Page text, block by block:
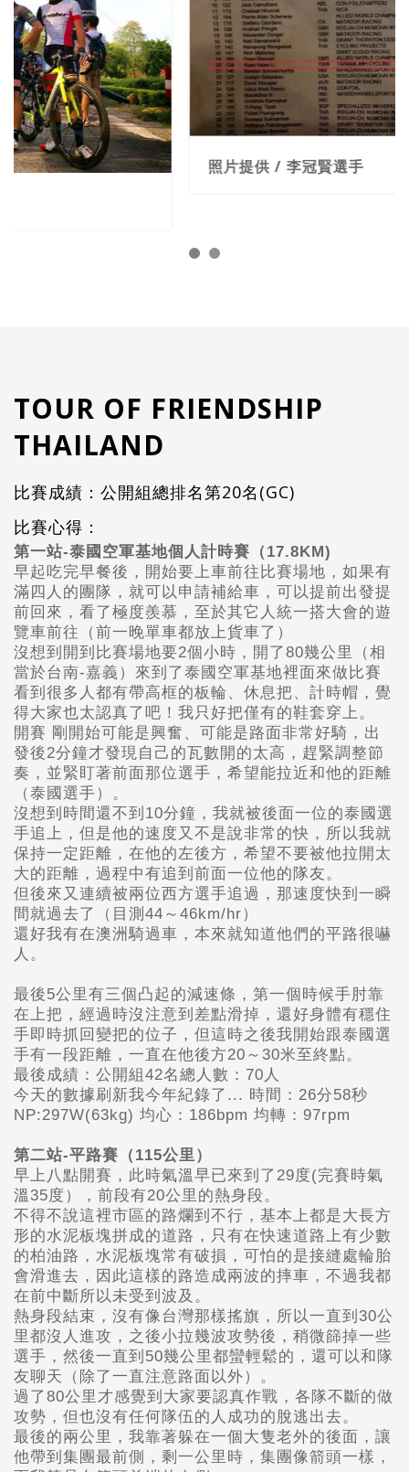
TOUR OF FRIENDSHIP
THAILAND
比賽成績：公開組總排名第20名(GC)
比賽心得：
第一站-泰國空軍基地個人計時賽（17.8KM)
早起吃完早餐後，開始要上車前往比賽場地，如果有
滿四人的團隊，就可以申請補給車，可以提前出發提
前回來，看了極度羨慕，至於其它人統一搭大會的遊
覽車前往（前一晚單車都放上貨車了）
沒想到開到比賽場地要2個小時，開了80幾公里（相
當於台南-嘉義）來到了泰國空軍基地裡面來做比賽
看到很多人都有帶高框的板輪、休息把、計時帽，覺
得大家也太認真了吧！我只好把僅有的鞋套穿上。
開賽 剛開始可能是興奮、可能是路面非常好騎，出
發後2分鐘才發現自己的瓦數開的太高，趕緊調整節
奏，並緊盯著前面那位選手，希望能拉近和他的距離
（泰國選手）。
沒想到時間還不到10分鐘，我就被後面一位的泰國選
手追上，但是他的速度又不是說非常的快，所以我就
保持一定距離，在他的左後方，希望不要被他拉開太
大的距離，過程中有追到前面一位他的隊友。
但後來又連續被兩位西方選手追過，那速度快到一瞬
間就過去了（目測44～46km/hr）
還好我有在澳洲騎過車，本來就知道他們的平路很嚇
人。
最後5公里有三個凸起的減速條，第一個時候手肘靠
在上把，經過時沒注意到差點滑掉，還好身體有穩住
手即時抓回變把的位子，但這時之後我開始跟泰國選
手有一段距離，一直在他後方20～30米至終點。
最後成績：公開組42名總人數：70人
今天的數據刷新我今年紀錄了... 時間：26分58秒
NP:297W(63kg) 均心：186bpm 均轉：97rpm
第二站-平路賽（115公里）
早上八點開賽，此時氣溫早已來到了29度(完賽時氣
溫35度），前段有20公里的熱身段。
不得不說這裡市區的路爛到不行，基本上都是大長方
形的水泥板塊拼成的道路，只有在快速道路上有少數
的柏油路，水泥板塊常有破損，可怕的是接縫處輪胎
會滑進去，因此這樣的路造成兩波的摔車，不過我都
在前中斷所以未受到波及。
熱身段結束，沒有像台灣那樣搖旗，所以一直到30公
里都沒人進攻，之後小拉幾波攻勢後，稍微篩掉一些
選手，然後一直到50幾公里都蠻輕鬆的，還可以和隊
友聊天（除了一直注意路面以外）。
過了80公里才感覺到大家要認真作戰，各隊不斷的做
攻勢，但也沒有任何隊伍的人成功的脫逃出去。
最後的兩公里，我靠著躲在一個大隻老外的後面，讓
他帶到集團最前側，剩一公里時，集團像箭頭一樣，